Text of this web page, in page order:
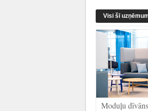
Visi šī
Moduļu